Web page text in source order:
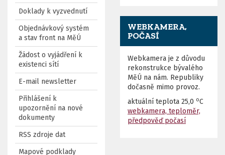
Doklady k vyzvednutí
Objednávkový systém
a stav front na MěÚ
Žádost o vyjádření k
existenci sítí
E-mail newsletter
Přihlášení k
upozornění na nové
dokumenty
RSS zdroje dat
Mapové podklady
WEBKAMERA,
POČASÍ
Webkamera je z důvodu
rekonstrukce bývalého
MěÚ na nám. Republiky
dočasně mimo provoz.
aktuální teplota 25,0 oC
webkamera, teploměr,
předpověď počasí